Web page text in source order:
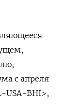
с апреля
USA-BHI>,